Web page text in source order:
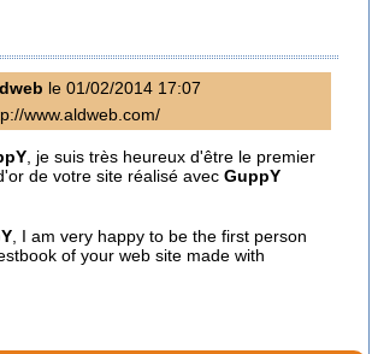
le 01/02/2014 17:07
www.aldweb.com/
, je suis très heureux d'être le premier
de votre site réalisé avecGuppY
, I am very happy to be the first person
of your web site made with